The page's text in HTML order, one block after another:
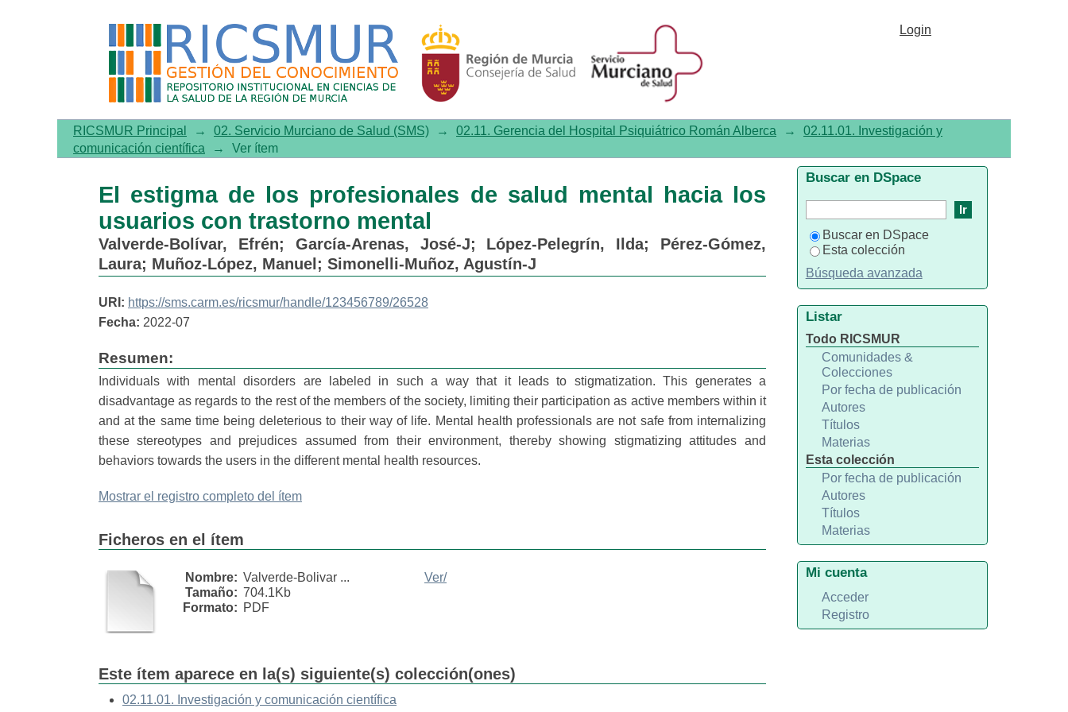
El estigma de los profesionales de salud mental hacia los usuarios con trastorno
mental
Login
RICSMUR Principal → 02. Servicio Murciano de Salud (SMS) → 02.11. Gerencia del Hospital Psiquiátrico Román Alberca →
02.11.01. Investigación y
comunicación científica
→ Ver ítem
El estigma de los profesionales de salud mental hacia los
usuarios con trastorno mental
Valverde-Bolívar, Efrén; García-Arenas, José-J; López-Pelegrín, Ilda; Pérez-Gómez,
Laura; Muñoz-López, Manuel ; Simonelli-Muñoz, Agustín-J
URI: https://sms.carm.es/ricsmur/handle/123456789/26528
Fecha: 2022-07
Resumen:
Individuals with mental disorders are labeled in such a way that it leads to stigmatization. This generates a
disadvantage as regards to the rest of the members of the society, limiting their participation as active members within it
and at the same time being deleterious to their way of life. Mental health professionals are not safe from internalizing
these stereotypes and prejudices assumed from their environment, thereby showing stigmatizing attitudes and
behaviors towards the users in the different mental health resources.
Mostrar el registro completo del ítem
Ficheros en el ítem
Nombre: Valverde-Bolivar ...
Tamaño: 704.1Kb
Formato: PDF
Ver/
Este ítem aparece en la(s) siguiente(s) colección(ones)
02.11.01. Investigación y comunicación científica
Buscar en DSpace
Buscar en DSpace
Esta colección
Búsqueda avanzada
Listar
Todo RICSMUR
Comunidades &
Colecciones
Por fecha de publicación
Autores
Títulos
Materias
Esta colección
Por fecha de publicación
Autores
Títulos
Materias
Mi cuenta
Acceder
Registro